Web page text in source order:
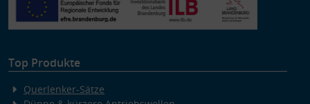
Top Produkte
Querlenker-Sätze